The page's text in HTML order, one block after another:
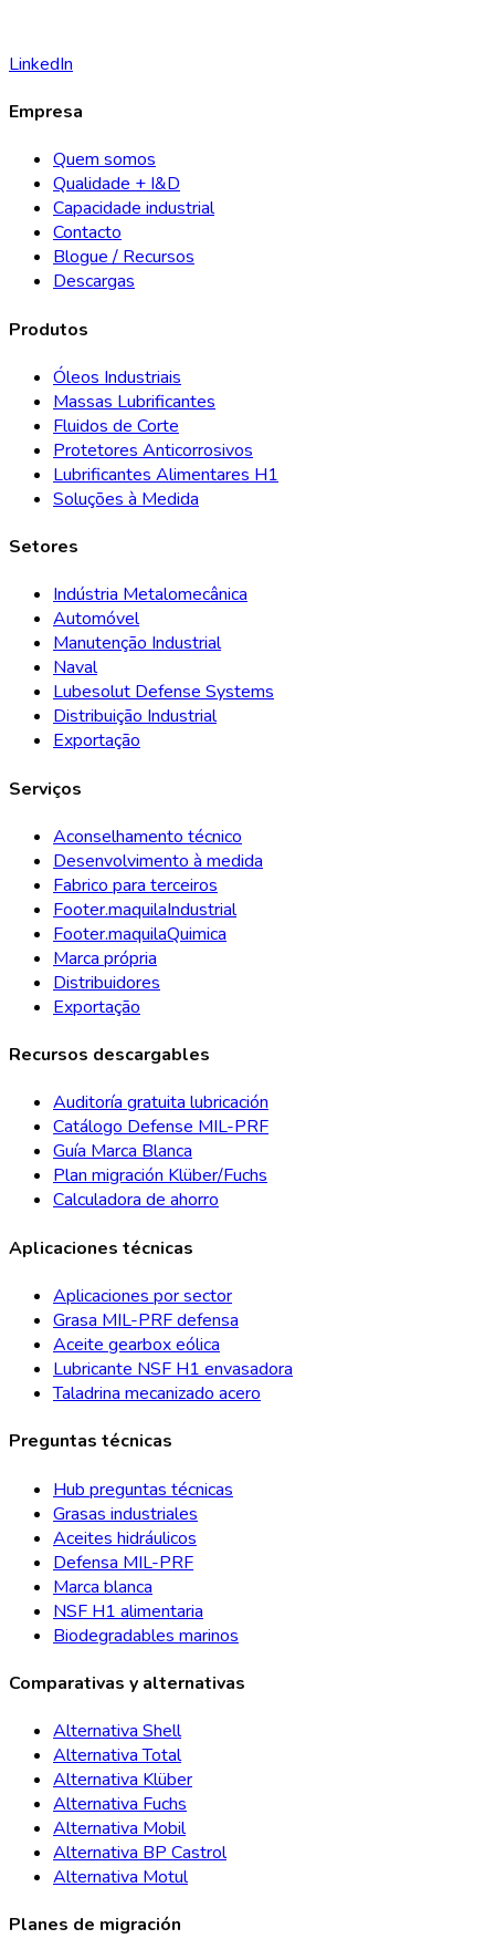
LinkedIn
Empresa
Quem somos
Qualidade + I&D
Capacidade industrial
Contacto
Blogue / Recursos
Descargas
Produtos
Óleos Industriais
Massas Lubrificantes
Fluidos de Corte
Protetores Anticorrosivos
Lubrificantes Alimentares H1
Soluções à Medida
Setores
Indústria Metalomecânica
Automóvel
Manutenção Industrial
Naval
Lubesolut Defense Systems
Distribuição Industrial
Exportação
Serviços
Aconselhamento técnico
Desenvolvimento à medida
Fabrico para terceiros
Footer.maquilaIndustrial
Footer.maquilaQuimica
Marca própria
Distribuidores
Exportação
Recursos descargables
Auditoría gratuita lubricación
Catálogo Defense MIL-PRF
Guía Marca Blanca
Plan migración Klüber/Fuchs
Calculadora de ahorro
Aplicaciones técnicas
Aplicaciones por sector
Grasa MIL-PRF defensa
Aceite gearbox eólica
Lubricante NSF H1 envasadora
Taladrina mecanizado acero
Preguntas técnicas
Hub preguntas técnicas
Grasas industriales
Aceites hidráulicos
Defensa MIL-PRF
Marca blanca
NSF H1 alimentaria
Biodegradables marinos
Comparativas y alternativas
Alternativa Shell
Alternativa Total
Alternativa Klüber
Alternativa Fuchs
Alternativa Mobil
Alternativa BP Castrol
Alternativa Motul
Planes de migración